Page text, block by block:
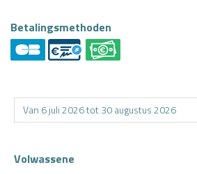
Betalingsmethoden
Volwassene